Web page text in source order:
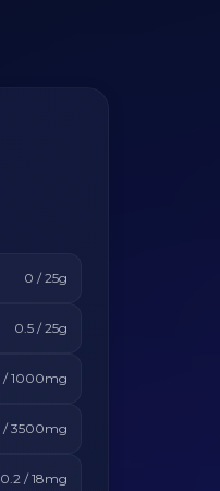
0 /25g
0.5 /25g
/1000mg
/3500mg
0.2 /18mg